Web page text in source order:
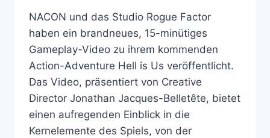
NACON und das Studio Rogue Factor
haben ein brandneues, 15-minütiges
Gameplay-Video zu ihrem kommenden
Action-Adventure Hell is Us veröffentlicht.
Das Video, präsentiert von Creative
Director Jonathan Jacques-Belletête, bietet
einen aufregenden Einblick in die
Kernelemente des Spiels, von der